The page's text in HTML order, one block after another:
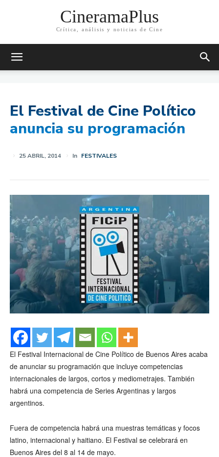
CineramaPlus
Crítica, análisis y noticias de Cine
El Festival de Cine Político
anuncia su programación
25 ABRIL, 2014 In FESTIVALES
El Festival Internacional de Cine Político de Buenos Aires acaba
de anunciar su programación que incluye competencias
internacionales de largos, cortos y mediometrajes. También
habrá una competencia de Series Argentinas y largos
argentinos.
Fuera de competencia habrá una muestras temáticas y focos
latino, internacional y haitiano. El Festival se celebrará en
Buenos Aires del 8 al 14 de mayo.